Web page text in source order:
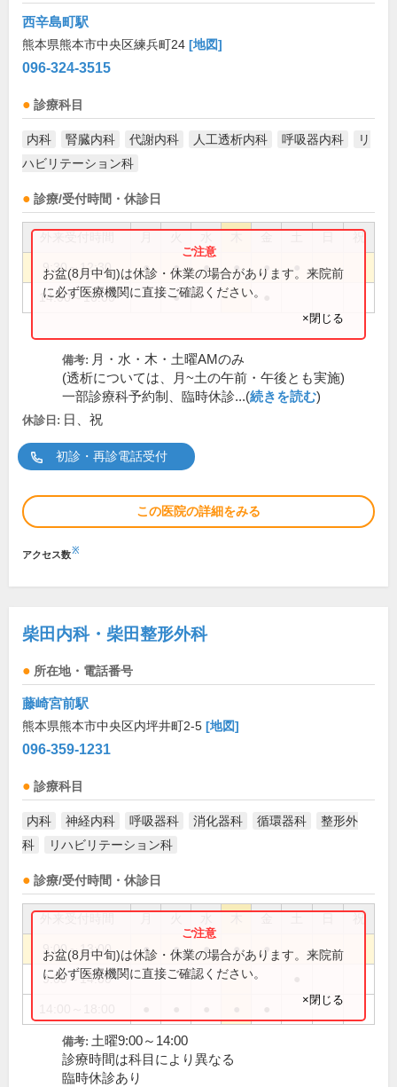
西辛島町駅
熊本県熊本市中央区練兵町24 [地図]
096-324-3515
診療科目
内科 腎臓内科 代謝内科 人工透析内科 呼吸器内科
リ
ハビリテーション科
診療/受付時間・休診日
祝
9:30～12:30 ● ● ● ● ●
14:00～16:00 ●
お盆(8月中旬)は休診・休業の場合があります。来院前
に必ず医療機関に直接ご確認ください。
×閉じる
備考: 月・水・木・土曜AMのみ
(透析については、月~土の午前・午後とも実施)
一部診療科予約制、臨時休診...(続きを読む)
休診日: 日、祝
初診・再診電話受付
この医院の詳細をみる
アクセス数※
柴田内科・柴田整形外科
所在地・電話番号
藤崎宮前駅
熊本県熊本市中央区内坪井町2-5 [地図]
096-359-1231
診療科目
内科 神経内科 呼吸器科 消化器科 循環器科
整形外
科
リハビリテーション科
診療/受付時間・休診日
祝
9:00～13:00 ● ● ● ● ●
9:00～14:00
お盆(8月中旬)は休診・休業の場合があります。来院前
に必ず医療機関に直接ご確認ください。
×閉じる
備考: 土曜9:00～14:00
診療時間は科目により異なる
臨時休診あり